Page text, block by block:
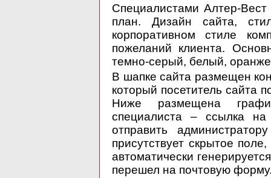
Специалистами Алтер-
план. Дизайн сайта,
корпоративном стиле
пожеланий клиента.
темно-серый, белый,
В шапке сайта размещен
который посетитель сайта
Ниже размещена
специалиста – ссылка на
отправить
присутствует скрытое
автоматически
перешел на почтовую